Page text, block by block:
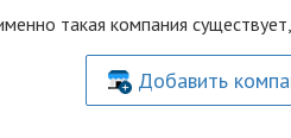
такая компания
Добавить